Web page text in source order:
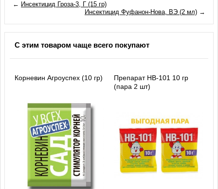
← Инсектицид Гроза-3, Г (15 гр)
Инсектицид Фуфанон-Нова, ВЭ (2 мл)→
С этим товаром чаще всего покупают
Корневин Агроуспех (10 гр)
Препарат HB-101 10 гр
(пара 2 шт)